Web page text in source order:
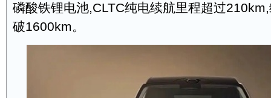
磷酸铁锂电池,CLTC纯电续航里程超过
破1600km。